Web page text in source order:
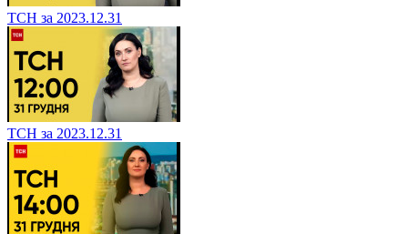
ТСН за 2023.12.31
ТСН за 2023.12.31